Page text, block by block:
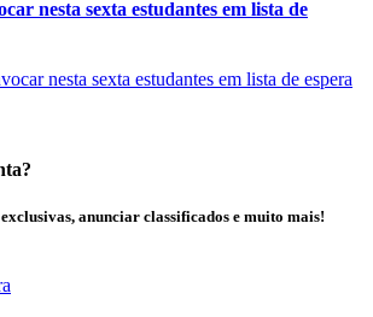
nesta sexta estudantes em lista de
anunciar classificados e muito mais!